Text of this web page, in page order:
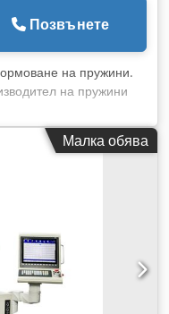
Позвънете
на пружини.
на пружини
за пружини,
цена-качество на
Малка обява